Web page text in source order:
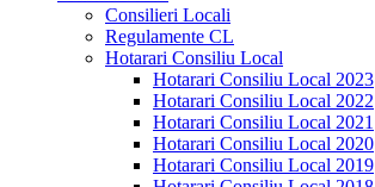
Consilieri Locali
Regulamente CL
Hotarari Consiliu Local
Hotarari Consiliu Local 2023
Hotarari Consiliu Local 2022
Hotarari Consiliu Local 2021
Hotarari Consiliu Local 2020
Hotarari Consiliu Local 2019